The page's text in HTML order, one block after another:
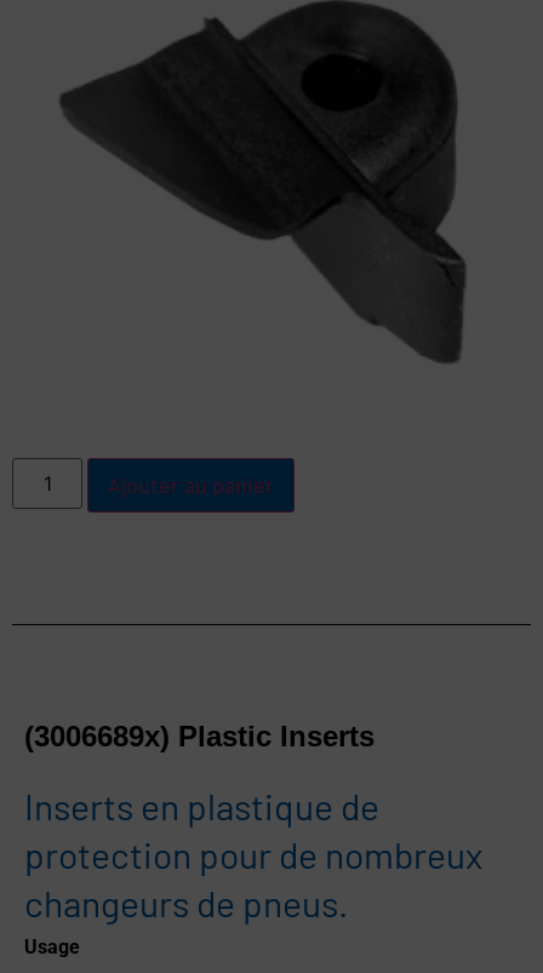
Ajouter au panier
(3006689x) Plastic Inserts
Inserts en plastique de
protection pour de nombreux
changeurs de pneus.
Usage